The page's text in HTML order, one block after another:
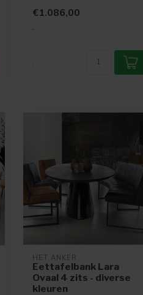
€1.086,00
.
.
HET ANKER
Eettafelbank Lara
Ovaal 4 zits - diverse
kleuren